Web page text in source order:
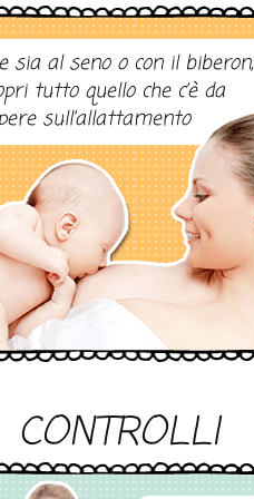
sia al seno o con il biberon,
tutto quello che c’è da
sull’allattamento
CONTROLLI